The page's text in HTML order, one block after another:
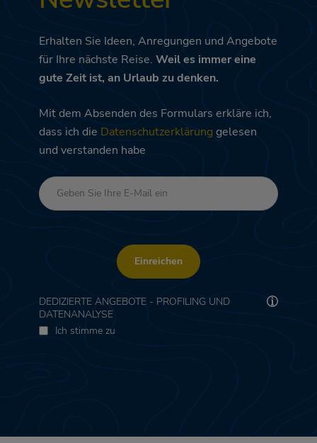
Erhalten Sie Ideen, Anregungen und Angebote
für Ihre nächste Reise. Weil es immer eine
gute Zeit ist, an Urlaub zu denken.
Mit dem Absenden des Formulars erkläre ich,
dass ich die Datenschutzerklärung gelesen
und verstanden habe
Einreichen
DEDIZIERTE ANGEBOTE - PROFILING UND
DATENANALYSE
Ich stimme zu